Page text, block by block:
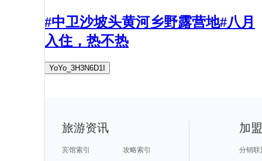
#中卫沙坡头黄河乡野露营地#八月
入住，热不热
YoYo_3H3N6D1I
旅游资讯
宾馆索引
攻略索引
加
分销联